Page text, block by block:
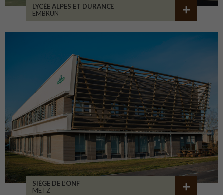
LYCÉE ALPES ET DURANCE
EMBRUN
SIÈGE DE L’ONF
METZ